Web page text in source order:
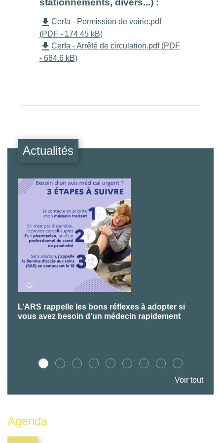
stationnements, divers...) :
file_download Cerfa - Permission de voirie.pdf
(PDF - 174.45 kB)
file_download Cerfa - Arrêté de circulation.pdf (PDF
- 684.6 kB)
Actualités
L’ARS rappelle les bons réflexes à adopter si
vous avez besoin d’un médecin rapidement
Voir tout
Agenda